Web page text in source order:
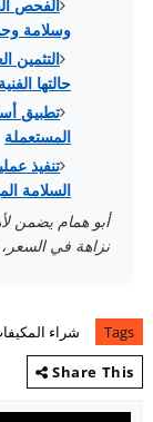
الفحص
وسلامة
التثمين
حالتها الفنية
تطبيق
المستعملة
تنفيذ
السلامة
أبو همام يضمن
نزاهة في
Tags
شراء
Share This